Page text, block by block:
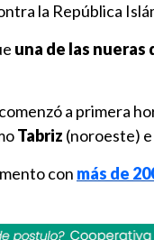
la República
una de las
a primera
Tabriz (noroeste) e
con más de